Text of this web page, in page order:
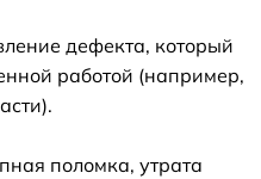
дефекта, который
работой (например,
поломка, утрата